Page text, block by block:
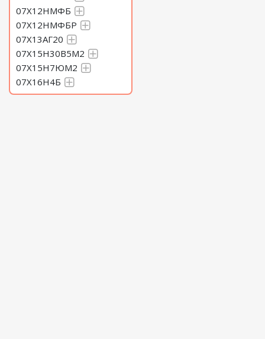
07Х12НМФБ
07Х12НМФБР
07Х13АГ20
07Х15Н30В5М2
07Х15Н7ЮМ2
07Х16Н4Б